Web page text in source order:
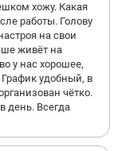
хожу. Какая
работы. Голову
на свои
живёт на
у нас хорошее,
График удобный, в
чётко.
день. Всегда